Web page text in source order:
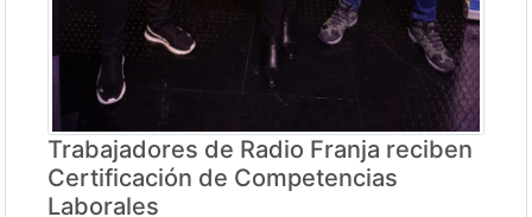
Trabajadores de Radio Franja reciben
Certificación de Competencias
Laborales